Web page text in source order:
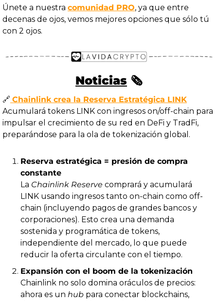
Únete a nuestra comunidad PRO, ya que entre
decenas de ojos, vemos mejores opciones que sólo tú
con 2 ojos.
Noticias 🗞️
🔗 Chainlink crea la Reserva Estratégica LINK
Acumulará tokens LINK con ingresos on/off-chain para
impulsar el crecimiento de su red en DeFi y TradFi,
preparándose para la ola de tokenización global.
Reserva estratégica = presión de compra
constante
La Chainlink Reserve comprará y acumulará
LINK usando ingresos tanto on-chain como off-
chain (incluyendo pagos de grandes bancos y
corporaciones). Esto crea una demanda
sostenida y programática de tokens,
independiente del mercado, lo que puede
reducir la oferta circulante con el tiempo.
Expansión con el boom de la tokenización
Chainlink no solo domina oráculos de precios:
ahora es un hub para conectar blockchains,